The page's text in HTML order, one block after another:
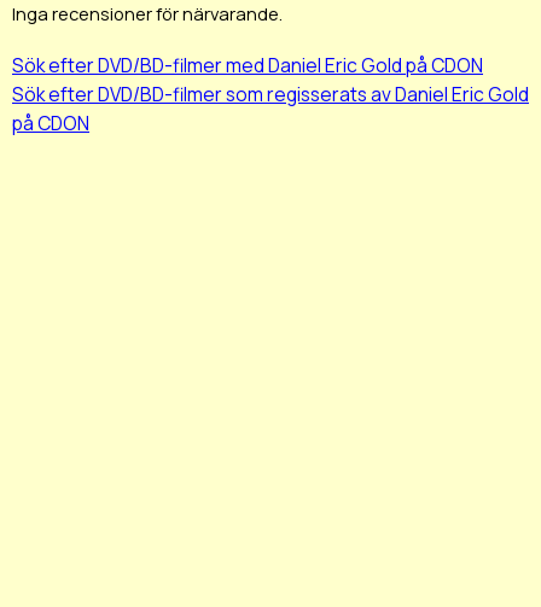
Inga recensioner för närvarande.
Sök efter DVD/BD-filmer med Daniel Eric Gold på CDON
Sök efter DVD/BD-filmer som regisserats av Daniel Eric Gold
på CDON